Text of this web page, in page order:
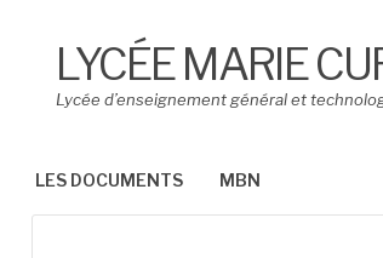
LYCÉE MARIE
Lycée d’enseignement général et
LES DOCUMENTS MBN